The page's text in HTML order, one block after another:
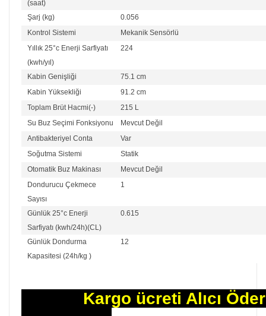
(saat)
Şarj (kg)
0.056
Kontrol Sistemi
Mekanik Sensörlü
Yıllık 25°c Enerji Sarfiyatı
(kwh/yıl)
224
Kabin Genişliği
75.1 cm
Kabin Yüksekliği
91.2 cm
Toplam Brüt Hacmi(-)
215 L
Su Buz Seçimi Fonksiyonu
Mevcut Değil
Antibakteriyel Conta
Var
Soğutma Sistemi
Statik
Otomatik Buz Makinası
Mevcut Değil
Dondurucu Çekmece
Sayısı
1
Günlük 25°c Enerji
Sarfiyatı (kwh/24h)(CL)
0.615
Günlük Dondurma
Kapasitesi (24h/kg )
12
Kargo ücreti Alıcı